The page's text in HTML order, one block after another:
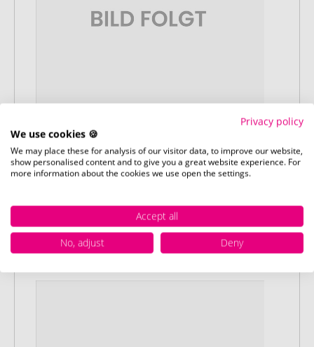
Stap 2:
Upload van uw logo of ontwerp
afrekenpagina (checkout) en rond uw
bestelling af. Mocht u op dit moment
geen geschikt bestand beschikbaar
hebben, dan kunt u dit later aanleveren.
Privacy policy
We use cookies 🍪
We may place these for analysis of our visitor data, to improve our website,
show personalised content and to give you a great website experience. For
more information about the cookies we use open the settings.
Accept all
No, adjust
Deny